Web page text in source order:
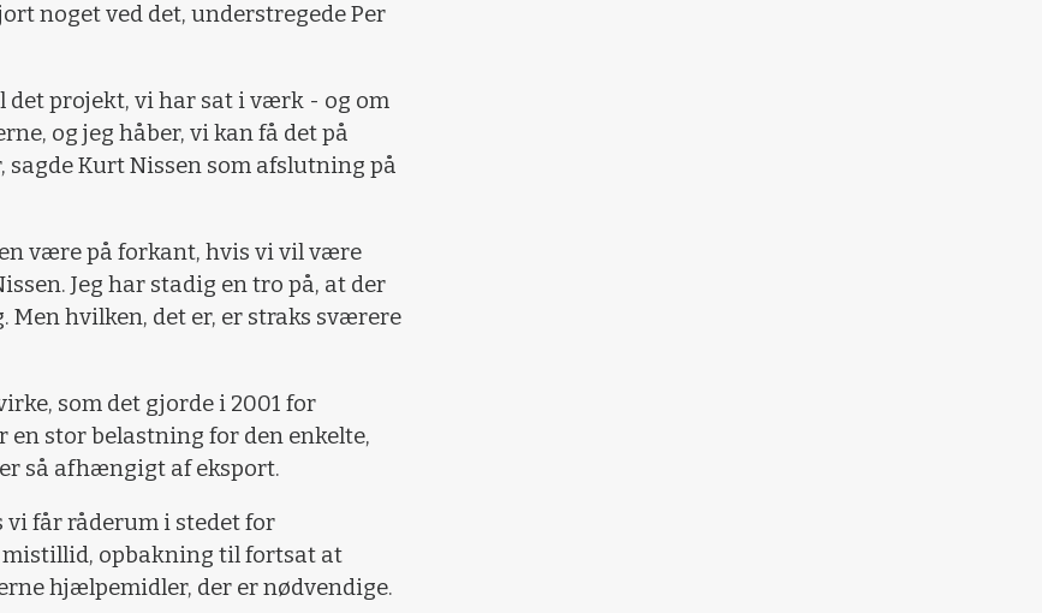
noget ved det, understregede Per
det projekt, vi har sat i værk - og om
og jeg håber, vi kan få det på
Kurt Nissen som afslutning på
være på forkant, hvis vi vil være
Jeg har stadig en tro på, at der
hvilken, det er, er straks sværere
som det gjorde i 2001 for
en stor belastning for den enkelte,
så afhængigt af eksport.
vi får råderum i stedet for
opbakning til fortsat at
hjælpemidler, der er nødvendige.